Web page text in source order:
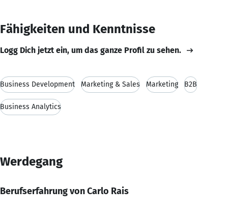
Fähigkeiten und Kenntnisse
Logg Dich jetzt ein, um das ganze Profil zu sehen.
Business Development Marketing & Sales Marketing B2B
Business Analytics
Werdegang
Berufserfahrung von Carlo Rais